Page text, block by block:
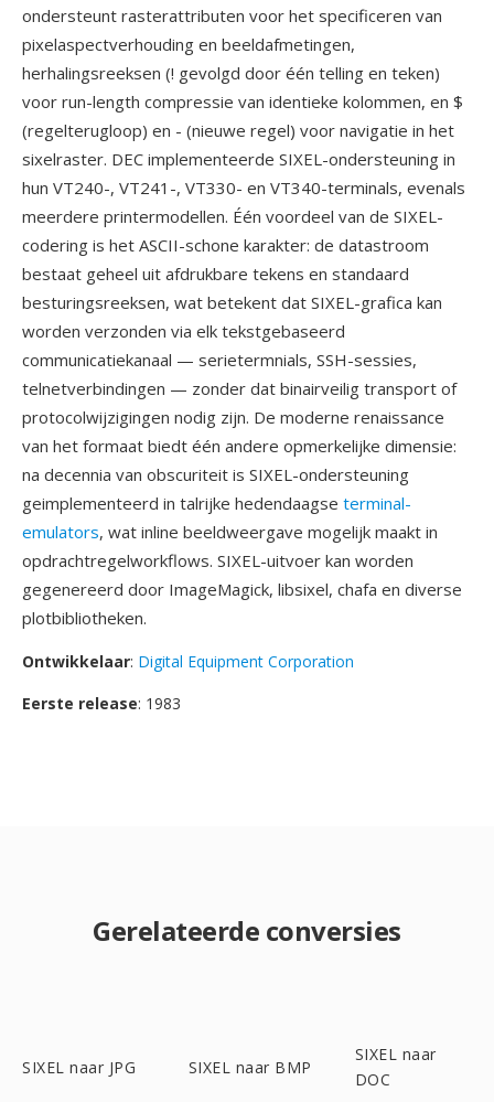
ondersteunt rasterattributen voor het specificeren van
pixelaspectverhouding en beeldafmetingen,
herhalingsreeksen (! gevolgd door één telling en teken)
voor run-length compressie van identieke kolommen, en $
(regelterugloop) en - (nieuwe regel) voor navigatie in het
sixelraster. DEC implementeerde SIXEL-ondersteuning in
hun VT240-, VT241-, VT330- en VT340-terminals, evenals
meerdere printermodellen. Één voordeel van de SIXEL-
codering is het ASCII-schone karakter: de datastroom
bestaat geheel uit afdrukbare tekens en standaard
besturingsreeksen, wat betekent dat SIXEL-grafica kan
worden verzonden via elk tekstgebaseerd
communicatiekanaal — serietermnials, SSH-sessies,
telnetverbindingen — zonder dat binairveilig transport of
protocolwijzigingen nodig zijn. De moderne renaissance
van het formaat biedt één andere opmerkelijke dimensie:
na decennia van obscuriteit is SIXEL-ondersteuning
geimplementeerd in talrijke hedendaagse terminal-
emulators, wat inline beeldweergave mogelijk maakt in
opdrachtregelworkflows. SIXEL-uitvoer kan worden
gegenereerd door ImageMagick, libsixel, chafa en diverse
plotbibliotheken.
Ontwikkelaar: Digital Equipment Corporation
Eerste release: 1983
Gerelateerde conversies
SIXEL naar JPG SIXEL naar BMP
SIXEL naar
DOC